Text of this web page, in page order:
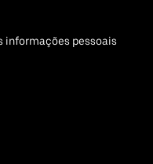
informações pessoais